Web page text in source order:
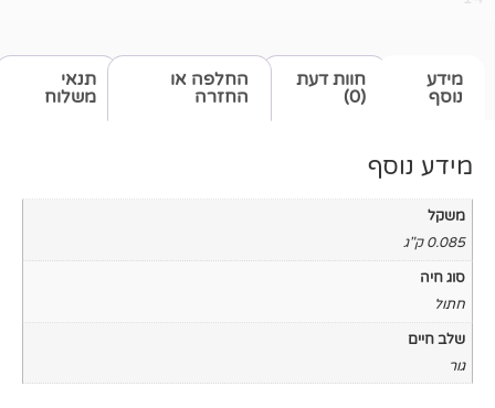
תנאי
משלוח
חוות דעת
החלפה או
החזרה